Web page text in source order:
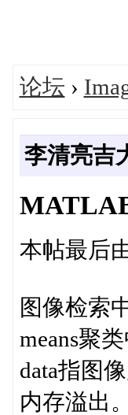
论坛 ›
李清亮吉
本帖最后
图像检索
means聚
data指图
内存溢出。